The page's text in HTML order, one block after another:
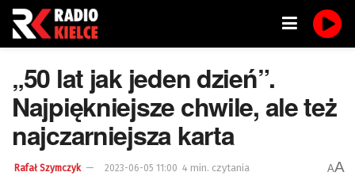
„50 lat jak jeden dzień”.
Najpiękniejsze chwile, ale też
najczarniejsza karta
Rafał Szymczyk 2023-06-05 11:00 4 min. czytania AA